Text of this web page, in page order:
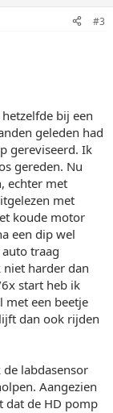
#3
bij een
geleden had
gereviseerd. Ik
gereden. Nu
echter met
met
koude motor
een dip wel
traag
harder dan
start heb ik
met een beetje
dan ook rijden
labdasensor
Aangezien
dat de HD pomp